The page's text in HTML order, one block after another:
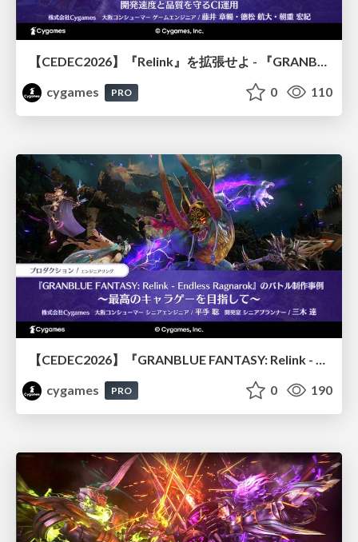
【CEDEC2026】『Relink』を拡張せよ - 『GRANBLUE FANTASY: Relink - Endless Ragnarok』の開発速度と品質を守るCI運用
cygames
PRO 0 110
cygames
PRO 0 190